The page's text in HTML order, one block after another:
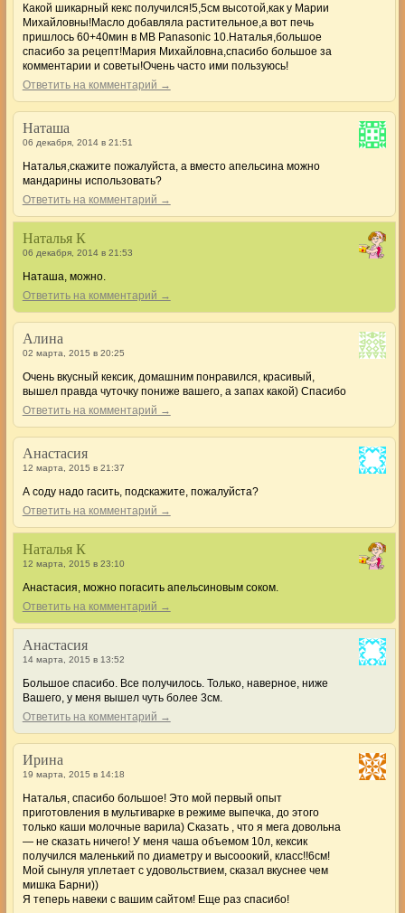
Какой шикарный кекс получился!5,5см высотой,как у Марии
Михайловны!Масло добавляла растительное,а вот печь
пришлось 60+40мин в МВ Panasonic 10.Наталья,большое
спасибо за рецепт!Мария Михайловна,спасибо большое за
комментарии и советы!Очень часто ими пользуюсь!
Ответить на комментарий →
Наташа
06 декабря, 2014 в 21:51
Наталья,скажите пожалуйста, а вместо апельсина можно
мандарины использовать?
Ответить на комментарий →
Наталья К
06 декабря, 2014 в 21:53
Наташа, можно.
Ответить на комментарий →
Алина
02 марта, 2015 в 20:25
Очень вкусный кексик, домашним понравился, красивый,
вышел правда чуточку пониже вашего, а запах какой) Спасибо
Ответить на комментарий →
Анастасия
12 марта, 2015 в 21:37
А соду надо гасить, подскажите, пожалуйста?
Ответить на комментарий →
Наталья К
12 марта, 2015 в 23:10
Анастасия, можно погасить апельсиновым соком.
Ответить на комментарий →
Анастасия
14 марта, 2015 в 13:52
Большое спасибо. Все получилось. Только, наверное, ниже
Вашего, у меня вышел чуть более 3см.
Ответить на комментарий →
Ирина
19 марта, 2015 в 14:18
Наталья, спасибо большое! Это мой первый опыт
приготовления в мультиварке в режиме выпечка, до этого
только каши молочные варила) Сказать , что я мега довольна
— не сказать ничего! У меня чаша объемом 10л, кексик
получился маленький по диаметру и высооокий, класс!!6см!
Мой сынуля уплетает с удовольствием, сказал вкуснее чем
мишка Барни))
Я теперь навеки с вашим сайтом! Еще раз спасибо!